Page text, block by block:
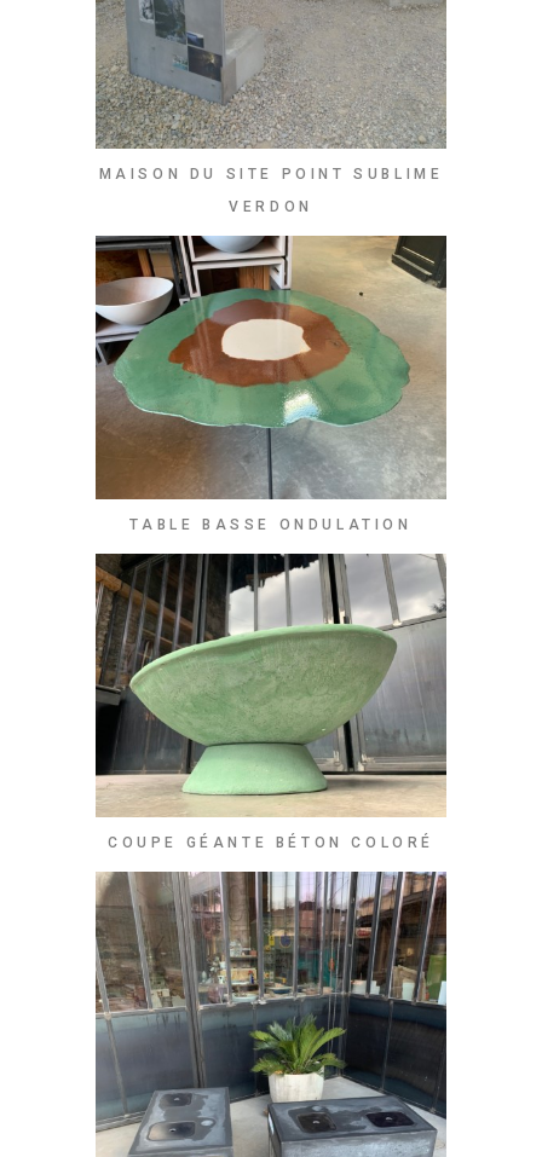
MAISON DU SITE POINT SUBLIME
VERDON
TABLE BASSE ONDULATION
COUPE GÉANTE BÉTON COLORÉ